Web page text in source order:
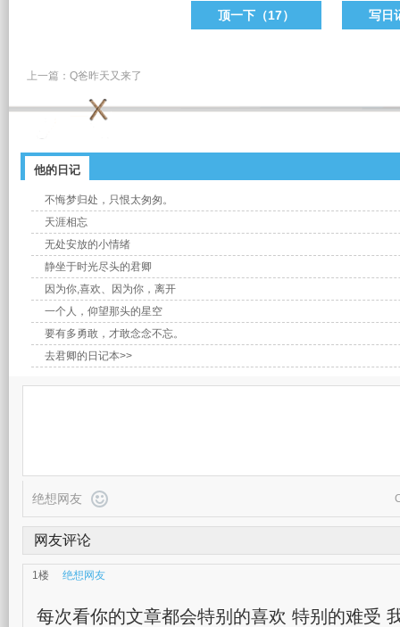
顶一下（17） 写日
上一篇： Q爸昨天又来了
他的日记
不悔梦归处，只恨太匆匆。
天涯相忘
无处安放的小情绪
静坐于时光尽头的君卿
因为你,喜欢、因为你，离开​
一个人，仰望那头的星空
要有多勇敢，才敢念念不忘。
去君卿的日记本>>